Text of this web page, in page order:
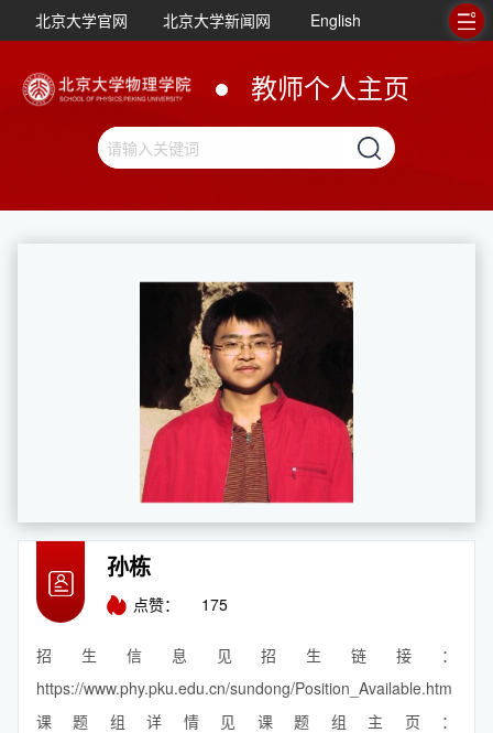
北京大学官网 北京大学新闻网 English
教师个人主页
孙栋
点赞： 175
招生信息见招生链接：
https://www.phy.pku.edu.cn/sundong/Position_Available.htm
课题组详情见课题组主页：